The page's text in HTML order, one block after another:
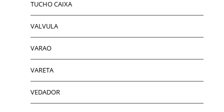
TUCHO CAIXA
VALVULA
VARAO
VARETA
VEDADOR